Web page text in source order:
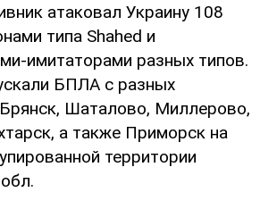
атаковал Украину 108
типа Shahed и
имитаторами разных типов.
БПЛА с разных
Шаталово, Миллерово,
а также Приморск на
территории